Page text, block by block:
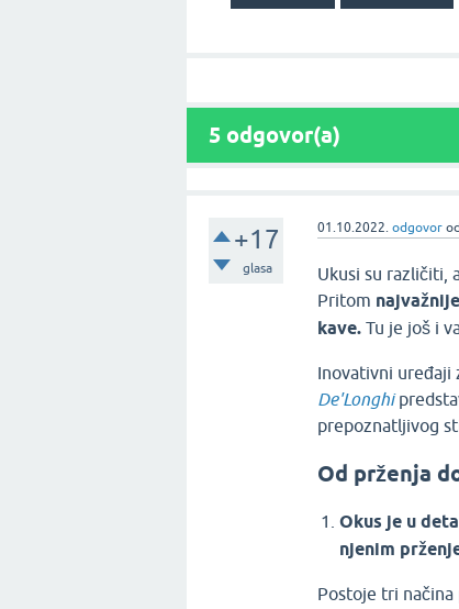
5 odgovor(a)
+17
glasa
01.10.2022. odgovor od
Ukusi su različiti,
Pritom
kave. Tu je još i
Inovativni uređaji
De'Longhi
prepoznatljivog
Od prženja
Okus je u
njenim
Postoje tri načina